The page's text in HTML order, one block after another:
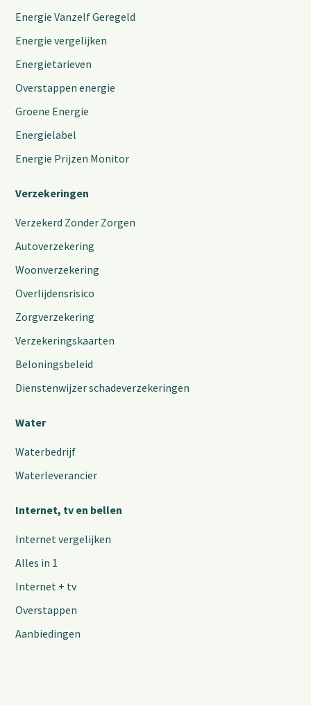
Energie Vanzelf Geregeld
Energie vergelijken
Energietarieven
Overstappen energie
Groene Energie
Energielabel
Energie Prijzen Monitor
Verzekeringen
Verzekerd Zonder Zorgen
Autoverzekering
Woonverzekering
Overlijdensrisico
Zorgverzekering
Verzekeringskaarten
Beloningsbeleid
Dienstenwijzer schadeverzekeringen
Water
Waterbedrijf
Waterleverancier
Internet, tv en bellen
Internet vergelijken
Alles in 1
Internet + tv
Overstappen
Aanbiedingen